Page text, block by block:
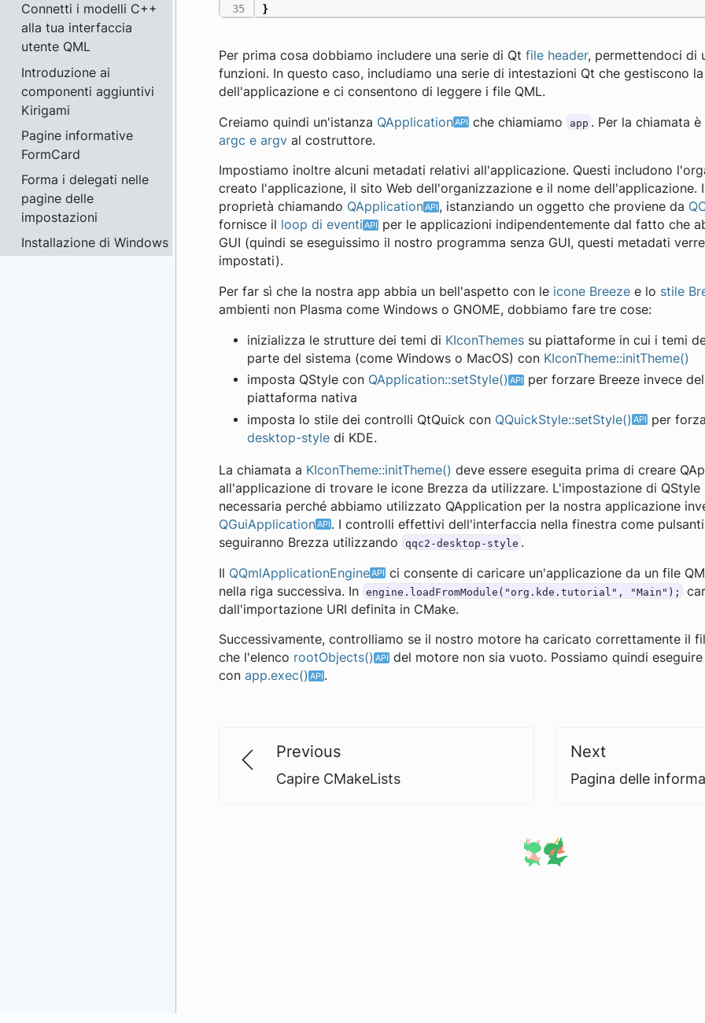
Connetti i modelli C++
alla tua interfaccia
utente QML
Introduzione ai
componenti aggiuntivi
Kirigami
Pagine informative
FormCard
Forma i delegati nelle
pagine delle
impostazioni
Installazione di Windows
35
}
Per prima cosa dobbiamo includere una serie di Qt file header, permettendoci di
funzioni. In questo caso, includiamo una serie di intestazioni Qt che gestiscono
dell'applicazione e ci consentono di leggere i file QML.
Creiamo quindi un'istanza QApplication che chiamiamo app . Per la chiamata
argc e argv al costruttore.
Impostiamo inoltre alcuni metadati relativi all'applicazione. Questi includono
creato l'applicazione, il sito Web dell'organizzazione e il nome dell'applicazione.
proprietà chiamando QApplication , istanziando un oggetto che proviene da
fornisce il loop di eventi
per le applicazioni indipendentemente dal fatto che
GUI (quindi se eseguissimo il nostro programma senza GUI, questi metadati
impostati).
Per far sì che la nostra app abbia un bell'aspetto con le icone Breeze e lo stile
ambienti non Plasma come Windows o GNOME, dobbiamo fare tre cose:
inizializza le strutture dei temi di KIconThemes su piattaforme in cui i temi
parte del sistema (come Windows o MacOS) con KIconTheme::initTheme()
imposta QStyle con QApplication::setStyle()
per forzare Breeze invece
piattaforma nativa
imposta lo stile dei controlli QtQuick con QQuickStyle::setStyle() per
desktop-style di KDE.
La chiamata a KIconTheme::initTheme() deve essere eseguita prima di creare
all'applicazione di trovare le icone Brezza da utilizzare. L'impostazione di QStyle
necessaria perché abbiamo utilizzato QApplication per la nostra applicazione
QGuiApplication
. I controlli effettivi dell'interfaccia nella finestra come
seguiranno Brezza utilizzando
qqc2-desktop-style .
Il QQmlApplicationEngine
ci consente di caricare un'applicazione da un file
nella riga successiva. In engine.loadFromModule("org.kde.tutorial", "Main");
dall'importazione URI definita in CMake.
Successivamente, controlliamo se il nostro motore ha caricato correttamente il
che l'elenco rootObjects()
del motore non sia vuoto. Possiamo quindi
con app.exec() .
Previous
Capire CMakeLists
Next
Pagina delle